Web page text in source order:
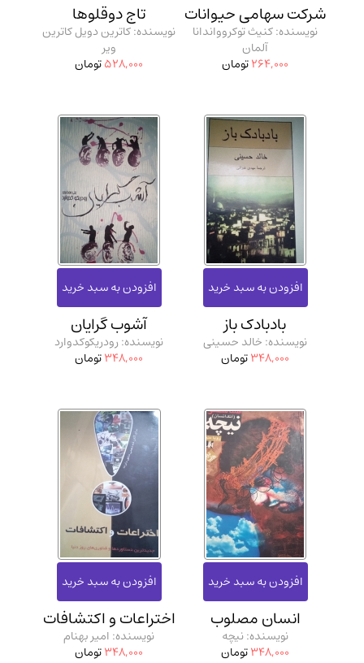
شرکت سهامی حیوانات
نویسنده: کنیث توکروواندانا
آلمان
264,000تومان
تاج دوقلوها
نویسنده: کاترین دویل کاترین
ویر
528,000تومان
بادبادک باز
نویسنده: خالد حسینی
348,000تومان
آشوب گرایان
نویسنده: رودریکوکدوارد
348,000تومان
انسان مصلوب
نویسنده: نیچه
348,000تومان
اختراعات و اکتشافات
نویسنده: امیر بهنام
348,000تومان